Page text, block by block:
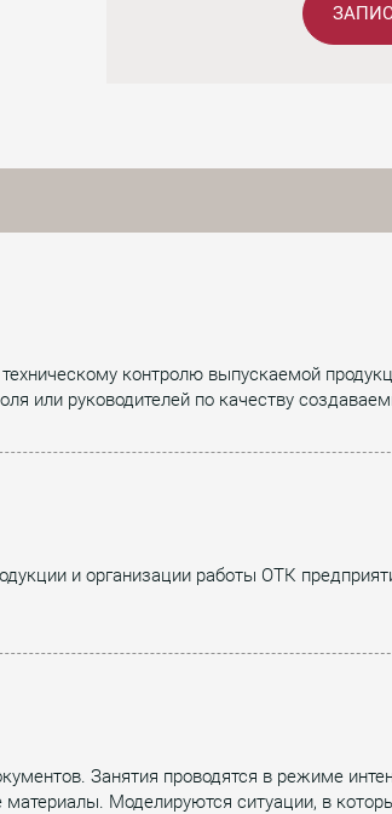
контролю выпускаемой
или руководителей по качеству
и организации работы ОТК
Занятия проводятся в режиме
Моделируются ситуации, в